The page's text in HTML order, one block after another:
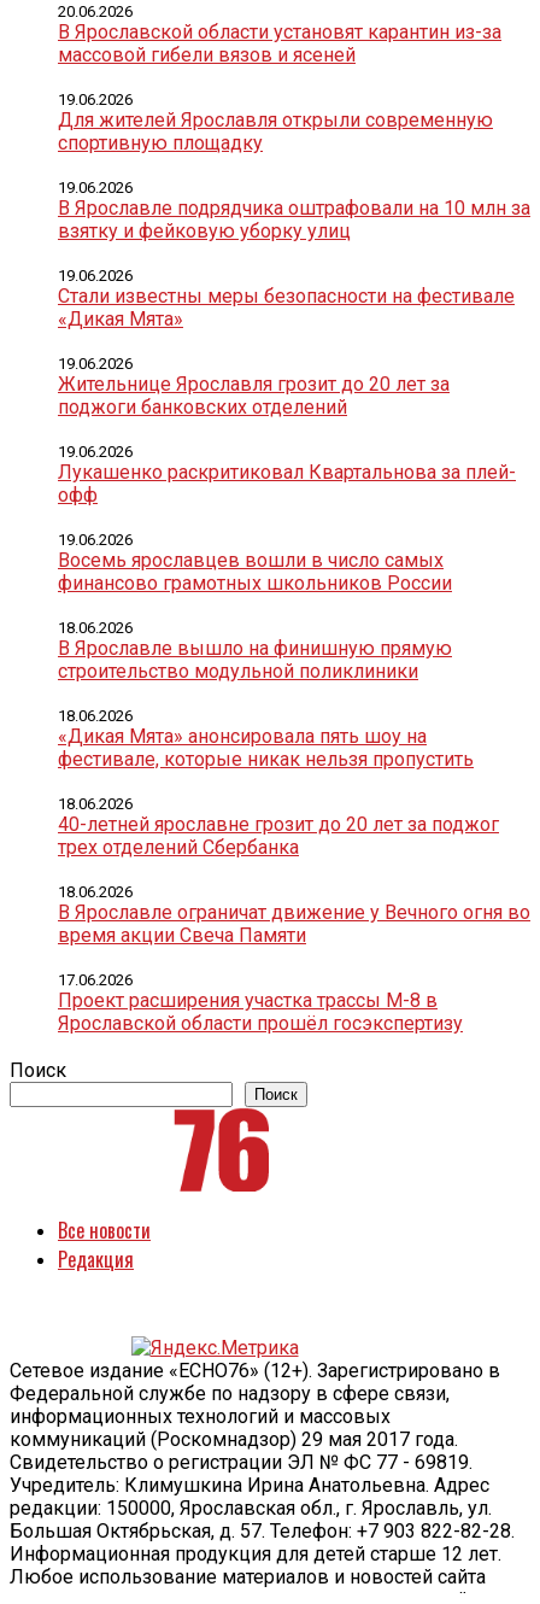
В Ярославской области установят карантин из-за
массовой гибели вязов и ясеней
20.06.2026
Для жителей Ярославля открыли современную
спортивную площадку
19.06.2026
В Ярославле подрядчика оштрафовали на 10 млн за
взятку и фейковую уборку улиц
19.06.2026
Стали известны меры безопасности на фестивале
«Дикая Мята»
19.06.2026
Жительнице Ярославля грозит до 20 лет за
поджоги банковских отделений
19.06.2026
Лукашенко раскритиковал Квартальнова за плей-
офф
19.06.2026
Восемь ярославцев вошли в число самых
финансово грамотных школьников России
19.06.2026
В Ярославле вышло на финишную прямую
строительство модульной поликлиники
18.06.2026
«Дикая Мята» анонсировала пять шоу на
фестивале, которые никак нельзя пропустить
18.06.2026
40-летней ярославне грозит до 20 лет за поджог
трех отделений Сбербанка
18.06.2026
В Ярославле ограничат движение у Вечного огня во
время акции Свеча Памяти
18.06.2026
Проект расширения участка трассы М-8 в
Ярославской области прошёл госэкспертизу
17.06.2026
Поиск
Поиск
Все новости
Редакция
Сетевое издание «ECHO76» (12+). Зарегистрировано в
Федеральной службе по надзору в сфере связи,
информационных технологий и массовых
коммуникаций (Роскомнадзор) 29 мая 2017 года.
Свидетельство о регистрации ЭЛ № ФС 77 - 69819.
Учредитель: Климушкина Ирина Анатольевна. Адрес
редакции: 150000, Ярославская обл., г. Ярославль, ул.
Большая Октябрьская, д. 57. Телефон: +7 903 822-82-28.
Информационная продукция для детей старше 12 лет.
Любое использование материалов и новостей сайта